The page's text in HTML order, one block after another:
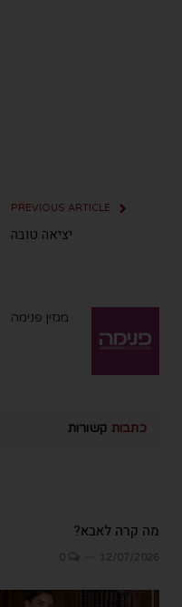
יציאה טובה
מגזין פנימה
כתבות קשורות
מה קרה לאבא?